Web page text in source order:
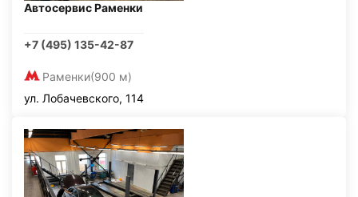
Автосервис Раменки
+7 (495) 135-42-87
Раменки(900 м)
ул. Лобачевского, 114